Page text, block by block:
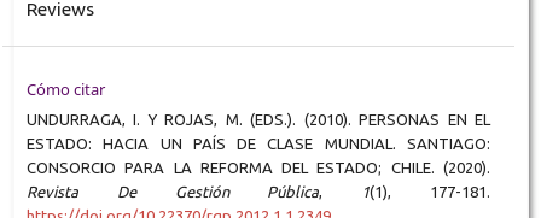
Reviews
Cómo citar
UNDURRAGA, I. Y ROJAS, M. (EDS.). (2010). PERSONAS EN EL
ESTADO: HACIA UN PAÍS DE CLASE MUNDIAL. SANTIAGO:
CONSORCIO PARA LA REFORMA DEL ESTADO; CHILE. (2020).
Revista De Gestión Pública, 1(1), 177-181.